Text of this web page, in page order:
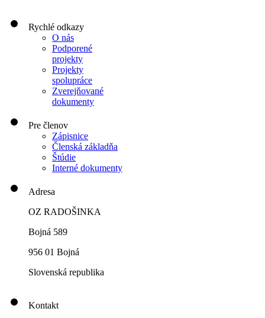
Rychlé odkazy
O nás
Podporené
projekty
Projekty
spolupráce
Zverejňované
dokumenty
Pre členov
Zápisnice
Členská základňa
Štúdie
Interné dokumenty
Adresa
OZ RADOŠINKA
Bojná 589
956 01 Bojná
Slovenská republika
Kontakt